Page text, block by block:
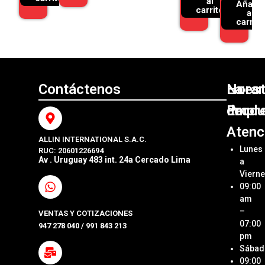
carrito
Añadir
al
carrito
Contáctenos
ALLIN INTERNATIONAL S.A.C.
RUC: 20601226694
Av . Uruguay 483 int. 24a Cercado Lima
VENTAS Y COTIZACIONES
947 278 040 / 991 843 213
La
Allin
SAC
Ubica
Tienda
de
de
Lunes
a
09:00
am
–
07:00
pm
09:00